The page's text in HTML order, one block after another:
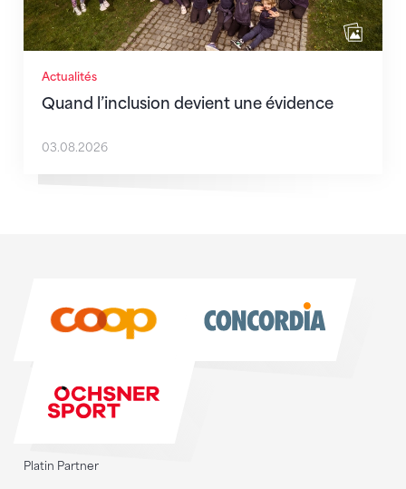
Actualités
Quand l’inclusion devient une évidence
03.08.2026
Platin Partner